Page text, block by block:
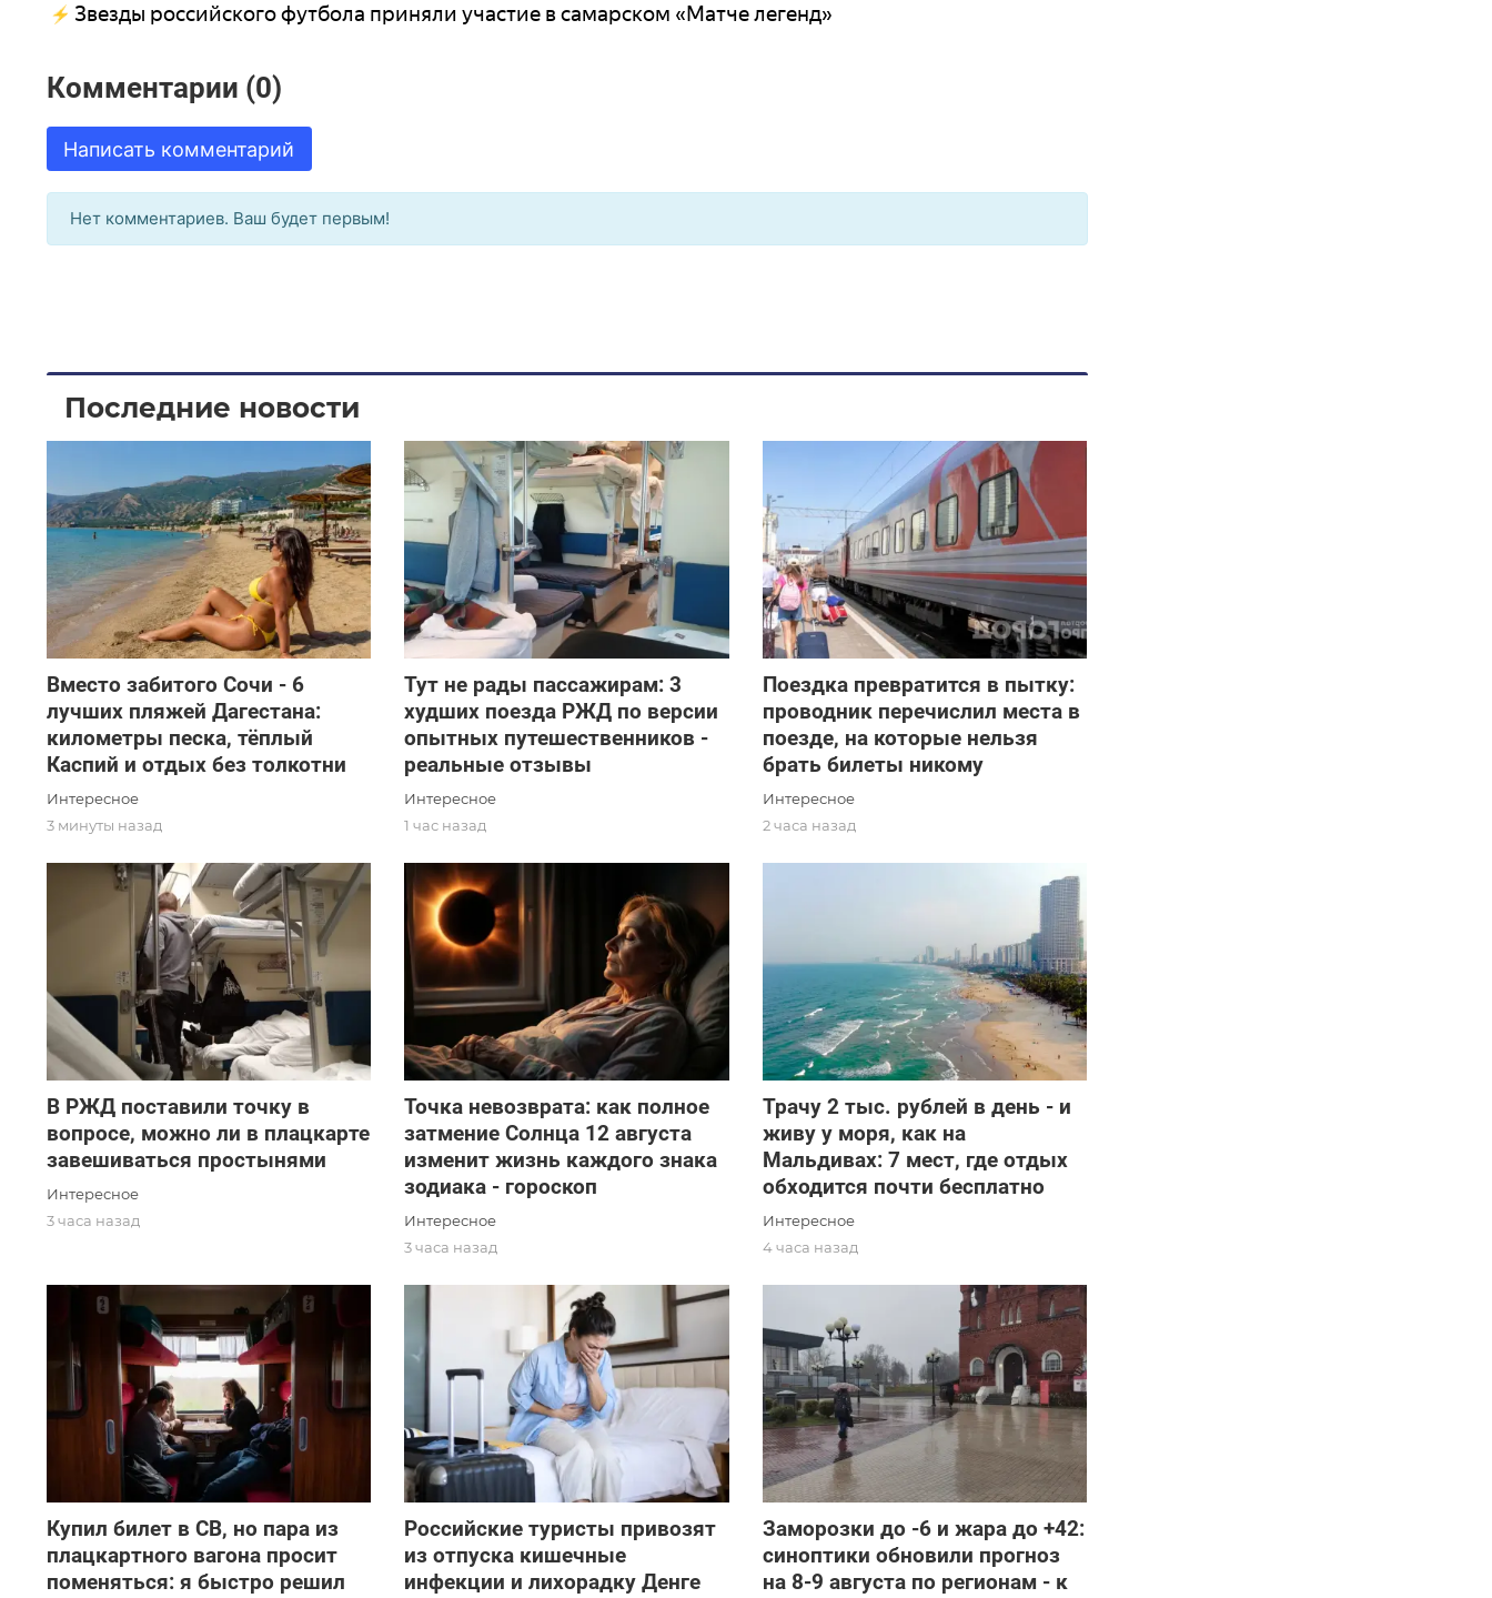
Звезды российского футбола приняли участие в самарском «Матче легенд»
Комментарии (0)
Написать комментарий
Нет комментариев. Ваш будет первым!
Последние новости
Вместо забитого Сочи - 6
лучших пляжей Дагестана:
километры песка, тёплый
Каспий и отдых без толкотни
Интересное
3 минуты назад
Тут не рады пассажирам: 3
худших поезда РЖД по версии
опытных путешественников -
реальные отзывы
Интересное
1 час назад
Поездка превратится в пытку:
проводник перечислил места в
поезде, на которые нельзя
брать билеты никому
Интересное
2 часа назад
В РЖД поставили точку в
вопросе, можно ли в плацкарте
завешиваться простынями
Интересное
3 часа назад
Точка невозврата: как полное
затмение Солнца 12 августа
изменит жизнь каждого знака
зодиака - гороскоп
Интересное
3 часа назад
Трачу 2 тыс. рублей в день - и
живу у моря, как на
Мальдивах: 7 мест, где отдых
обходится почти бесплатно
Интересное
4 часа назад
Купил билет в СВ, но пара из
плацкартного вагона просит
поменяться: я быстро решил
Российские туристы привозят
из отпуска кишечные
инфекции и лихорадку Денге
Заморозки до -6 и жара до +42:
синоптики обновили прогноз
на 8-9 августа по регионам - к